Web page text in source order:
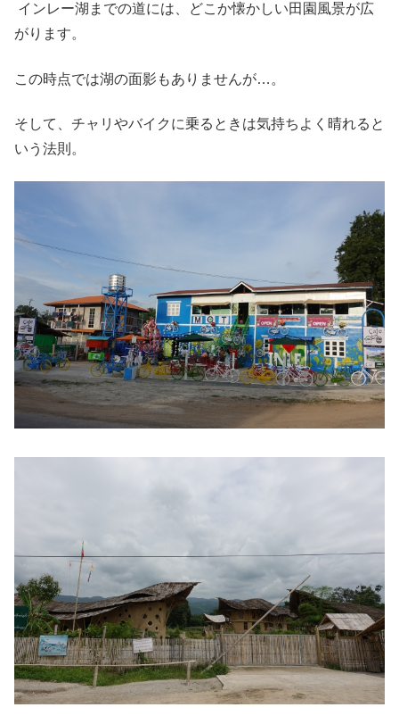
インレー湖までの道には、どこか懐かしい田園風景が広
がります。
この時点では湖の面影もありませんが…。
そして、チャリやバイクに乗るときは気持ちよく晴れると
いう法則。